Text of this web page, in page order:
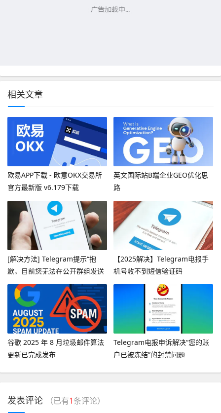
相关文章
欧易APP下载 - 欧意OKX交易所
官方最新版 v6.179下载
英文国际站B端企业GEO优化思
路
[解决方法] Telegram提示“抱
歉，目前您无法在公开群组发送
消息”
【2025解决】Telegram电报手
机号收不到短信验证码
谷歌 2025 年 8 月垃圾邮件算法
更新已完成发布
Telegram电报申诉解决“您的账
户已被冻结”的封禁问题
发表评论 （已有1条评论）